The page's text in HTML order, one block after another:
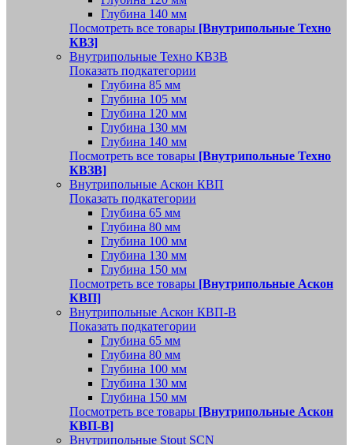
Глубина 140 мм
Посмотреть все товары [Внутрипольные Техно
КВЗ]
Внутрипольные Техно КВЗВ
Показать подкатегории
Глубина 85 мм
Глубина 105 мм
Глубина 120 мм
Глубина 130 мм
Глубина 140 мм
Посмотреть все товары [Внутрипольные Техно
КВЗВ]
Внутрипольные Аскон КВП
Показать подкатегории
Глубина 65 мм
Глубина 80 мм
Глубина 100 мм
Глубина 130 мм
Глубина 150 мм
Посмотреть все товары [Внутрипольные Аскон
КВП]
Внутрипольные Аскон КВП-В
Показать подкатегории
Глубина 65 мм
Глубина 80 мм
Глубина 100 мм
Глубина 130 мм
Глубина 150 мм
Посмотреть все товары [Внутрипольные Аскон
КВП-В]
Внутрипольные Stout SCN